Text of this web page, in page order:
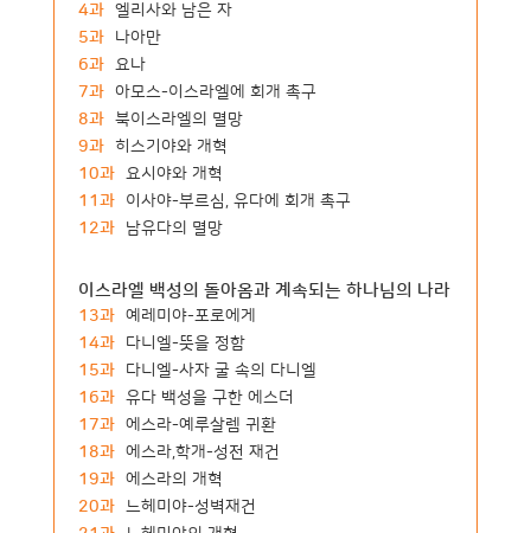
4과 엘리사와 남은 자
5과
나아만
6과 요나
7과 아모스-이스라엘에 회개 촉구
8과 북이스라엘의 멸망
9과 히스기야와 개혁
10과 요시야와 개혁
11과
이사야-부르심, 유다에 회개 촉구
12과
남유다의 멸망
이스라엘 백성의 돌아옴과 계속되는 하나님의 나라
13과 예레미야-포로에게
14과
다니엘-뜻을 정함
15과
다니엘-사자 굴 속의 다니엘
16과 유다 백성을 구한 에스더
17과 에스라-예루살렘 귀환
18과 에스라,학개-성전 재건
19과 에스라의 개혁
20과 느헤미야-성벽재건